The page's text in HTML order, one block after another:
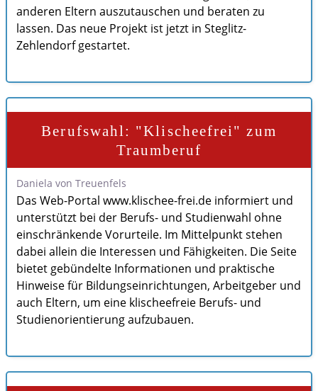
anderen Eltern auszutauschen und beraten zu
lassen. Das neue Projekt ist jetzt in Steglitz-
Zehlendorf gestartet.
Berufswahl: "Klischeefrei" zum
Traumberuf
Daniela von Treuenfels
Das Web-Portal www.klischee-frei.de informiert und
unterstützt bei der Berufs- und Studienwahl ohne
einschränkende Vorurteile. Im Mittelpunkt stehen
dabei allein die Interessen und Fähigkeiten. Die Seite
bietet gebündelte Informationen und praktische
Hinweise für Bildungseinrichtungen, Arbeitgeber und
auch Eltern, um eine klischeefreie Berufs- und
Studienorientierung aufzubauen.